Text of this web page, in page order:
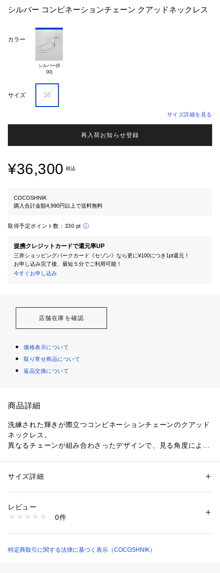
シルバー コンビネーションチェーン クアッドネックレス
カラー
シルバー(6
00)
サイズ 38
サイズ詳細を見る
再入荷お知らせ登録
¥36,300 税込
COCOSHNIK
購入合計金額4,990円以上で送料無料
取得予定ポイント数： 330 pt
提携クレジットカードで還元率UP
三井ショッピングパークカード《セゾン》なら更に¥100につき1pt還元！
お申し込み完了後、最短５分でご利用可能！
今すぐお申し込み
店舗在庫を確認
価格表示について
取り寄せ商品について
返品交換について
商品詳細
洗練された輝きが際立つコンビネーションチェーンのクアッド
ネックレス。
異なるチェーンが組み合わさったデザインで、見る角度によっ
で幅広く活躍します。
こちらの商品は変色をしにくくしてくれる「クリアコーティン
グ」を表面に施しています。
了承ください。
性別：レディース
素材：SV925+クリアコーティング
商品番号：
767-31440 （ショップ）
サイズ詳細
レビュー
0件
特定商取引に関する法律に基づく表示（COCOSHNIK）